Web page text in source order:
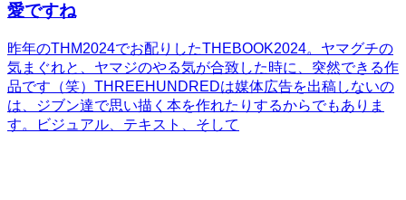
愛ですね
昨年のTHM2024でお配りしたTHEBOOK2024。ヤマグチの
気まぐれと、ヤマジのやる気が合致した時に、突然できる作
品です（笑）THREEHUNDREDは媒体広告を出稿しないの
は、ジブン達で思い描く本を作れたりするからでもありま
す。ビジュアル、テキスト、そして